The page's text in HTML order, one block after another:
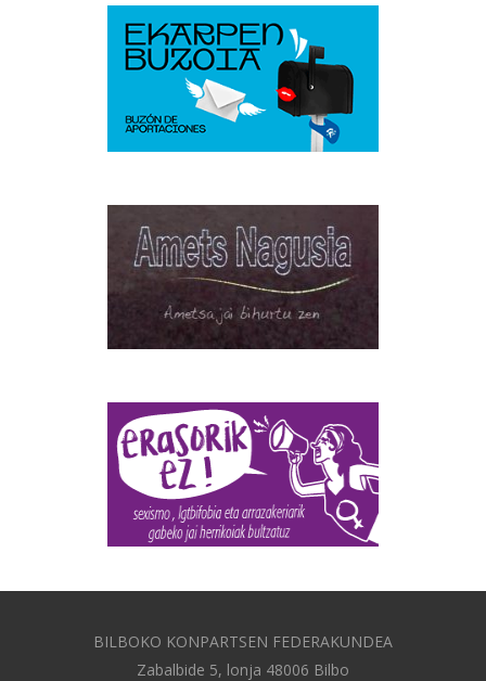
BILBOKO KONPARTSEN FEDERAKUNDEA
Zabalbide 5, lonja 48006 Bilbo